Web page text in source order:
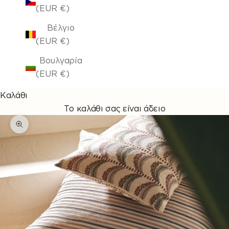
(EUR €)
Βέλγιο
(EUR €)
Βουλγαρία
(EUR €)
Καλάθι
Το καλάθι σας είναι άδειο
Μεγέθυνση